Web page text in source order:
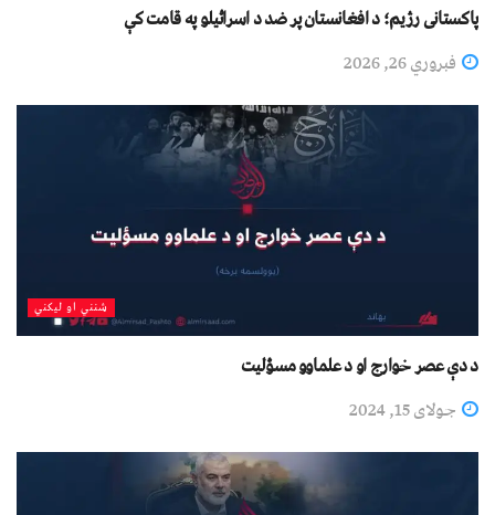
پاکستانی رژیم؛ د افغانستان پر ضد د اسرائيلو په قامت کې
فبروري 26, 2026
شنني او لیکني
د دې عصر خوارج او د علماوو مسؤلیت
جولای 15, 2024